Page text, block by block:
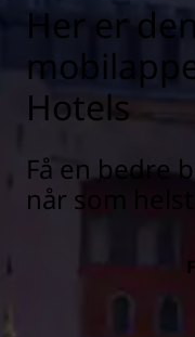
Her er
Hotels
Få en bedre
når som